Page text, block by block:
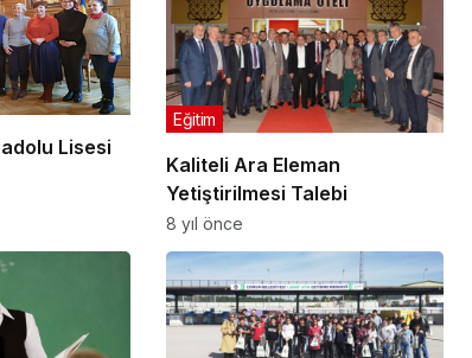
Lisesi
Kaliteli Ara Eleman
Yetiştirilmesi Talebi
Eğitim
8 yıl önce